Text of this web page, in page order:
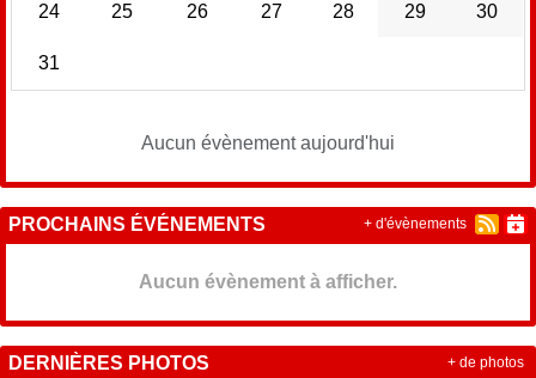
24 25 26 27 28 29 30
31
Aucun évènement aujourd'hui
PROCHAINS ÉVÉNEMENTS
Aucun évènement à afficher.
+ d'évènements
DERNIÈRES PHOTOS + de photos